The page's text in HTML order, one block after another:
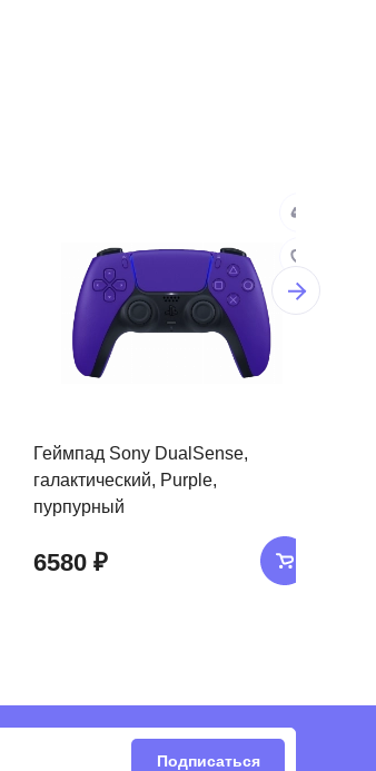
Геймпад Sony DualSense,
галактический, Purple,
пурпурный
6580 ₽
Подписаться